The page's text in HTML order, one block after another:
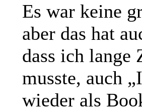
Es war keine
aber das hat
dass ich lange
musste, auch
wieder als